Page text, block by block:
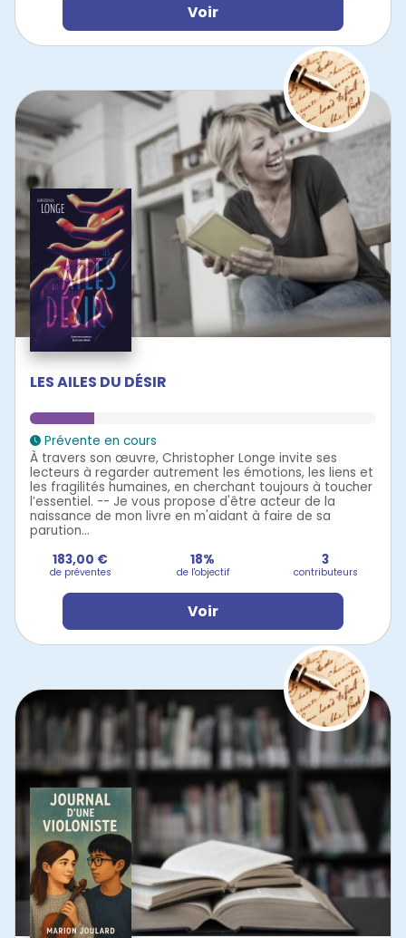
Voir
LES AILES DU DÉSIR
Prévente en cours
À travers son œuvre, Christopher Longe invite ses
lecteurs à regarder autrement les émotions, les liens et
les fragilités humaines, en cherchant toujours à toucher
l’essentiel. -- Je vous propose d'être acteur de la
naissance de mon livre en m'aidant à faire de sa
parution...
183,00 €
de préventes
18%
de l'objectif
3
contributeurs
Voir